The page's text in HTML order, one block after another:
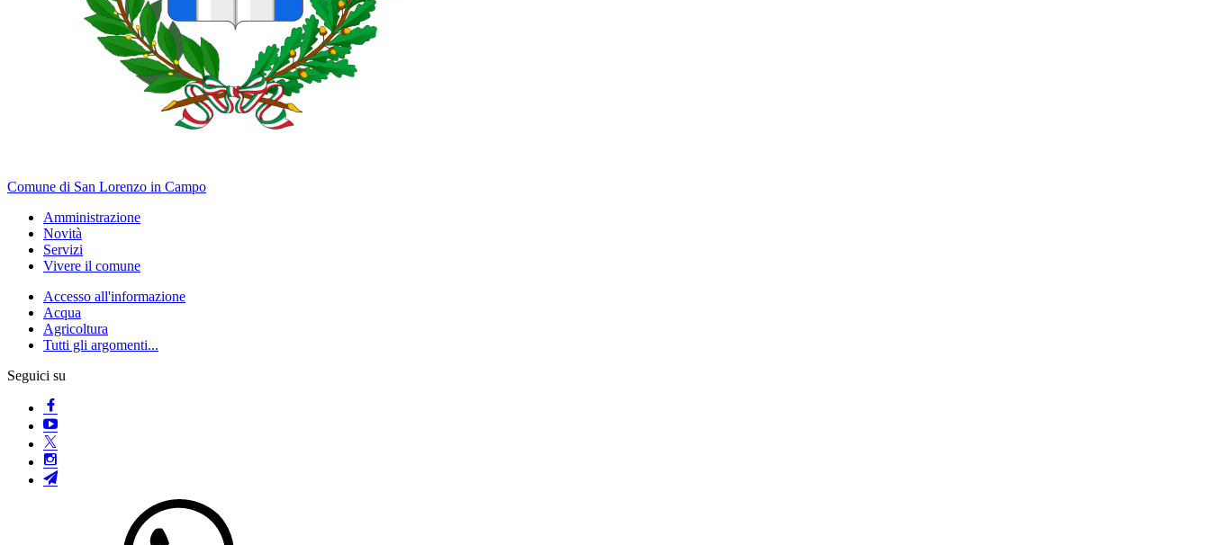
Comune di San Lorenzo in Campo
Amministrazione
Novità
Servizi
Vivere il comune
Accesso all'informazione
Acqua
Agricoltura
Tutti gli argomenti...
Seguici su